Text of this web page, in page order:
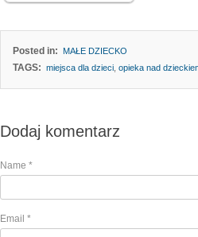
Posted in: MAŁE DZIECKO
TAGS: miejsca dla dzieci opieka nad
Dodaj komentarz
Name *
Email *